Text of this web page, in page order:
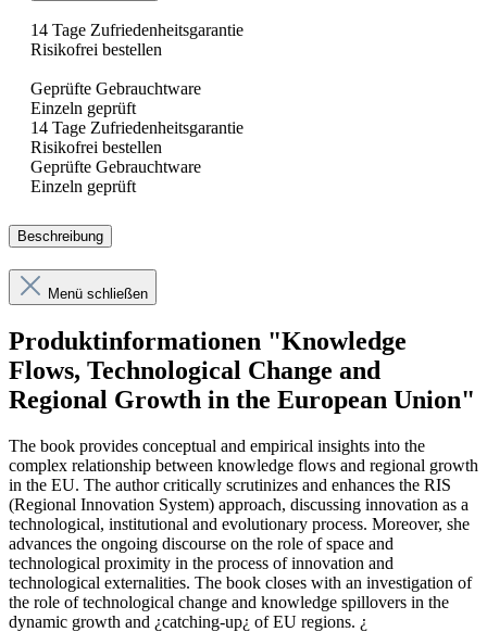
14 Tage Zufriedenheitsgarantie
Risikofrei bestellen
Geprüfte Gebrauchtware
Einzeln geprüft
14 Tage Zufriedenheitsgarantie
Risikofrei bestellen
Geprüfte Gebrauchtware
Einzeln geprüft
Beschreibung
Menü schließen
Produktinformationen "Knowledge
Flows, Technological Change and
Regional Growth in the European Union"
The book provides conceptual and empirical insights into the
complex relationship between knowledge flows and regional growth
in the EU. The author critically scrutinizes and enhances the RIS
(Regional Innovation System) approach, discussing innovation as a
technological, institutional and evolutionary process. Moreover, she
advances the ongoing discourse on the role of space and
technological proximity in the process of innovation and
technological externalities. The book closes with an investigation of
the role of technological change and knowledge spillovers in the
dynamic growth and ¿catching-up¿ of EU regions. ¿